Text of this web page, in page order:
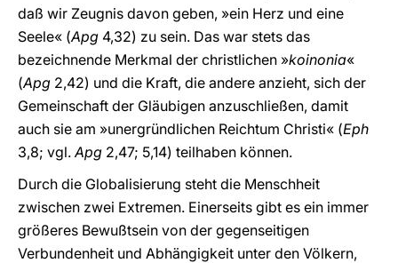
daß wir Zeugnis davon geben, »ein Herz und eine
Seele« (Apg 4,32) zu sein. Das war stets das
bezeichnende Merkmal der christlichen »koinonia«
(Apg 2,42) und die Kraft, die andere anzieht, sich der
Gemeinschaft der Gläubigen anzuschließen, damit
auch sie am »unergründlichen Reichtum Christi« (Eph
3,8; vgl.Apg 2,47; 5,14) teilhaben können.
Durch die Globalisierung steht die Menschheit
zwischen zwei Extremen. Einerseits gibt es ein immer
größeres Bewußtsein von der gegenseitigen
Verbundenheit und Abhängigkeit unter den Völkern,